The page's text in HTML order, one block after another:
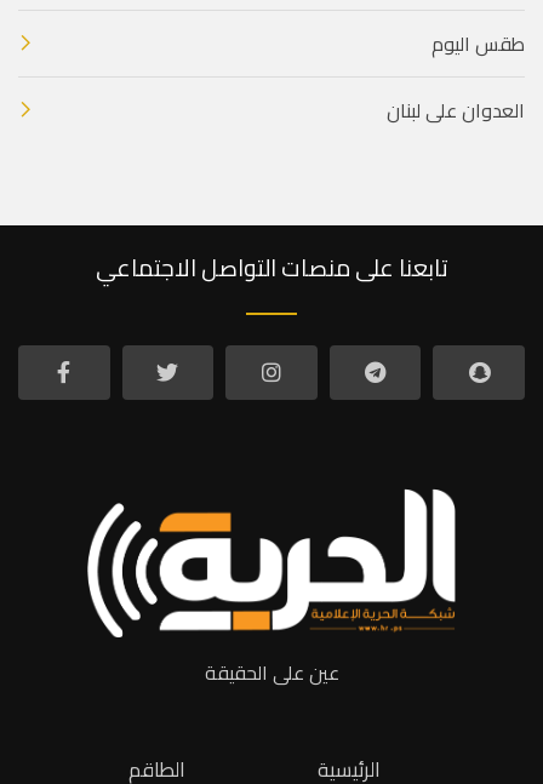
طقس اليوم
العدوان على لبنان
تابعنا على منصات التواصل الاجتماعي
عين على الحقيقة
الطاقم الرئيسية